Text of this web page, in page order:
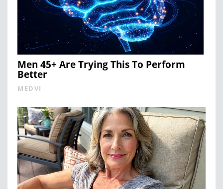
Men 45+ Are Trying This To Perform
Better
MEDVI